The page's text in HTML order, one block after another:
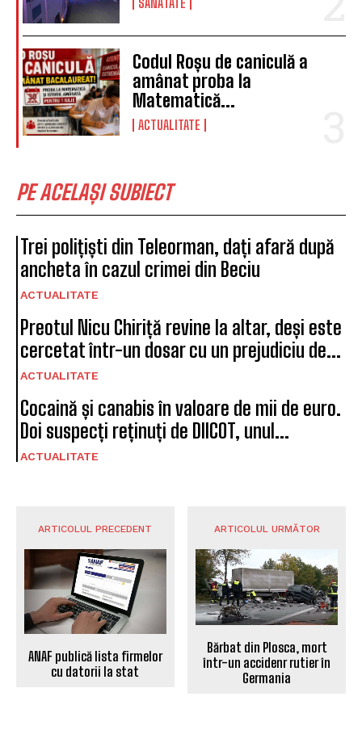
Codul Roșu de caniculă a
amânat proba la
Matematică...
ACTUALITATE
PE ACELAȘI SUBIECT
Trei polițiști din Teleorman, dați afară după
ancheta în cazul crimei din Beciu
ACTUALITATE
Preotul Nicu Chiriță revine la altar, deși este
cercetat într-un dosar cu un prejudiciu de...
ACTUALITATE
Cocaină și canabis în valoare de mii de euro.
Doi suspecți reținuți de DIICOT, unul...
ACTUALITATE
ARTICOLUL PRECEDENT
ANAF publică lista firmelor
cu datorii la stat
ARTICOLUL URMĂTOR
Bărbat din Plosca, mort
într-un accidenr rutier în
Germania